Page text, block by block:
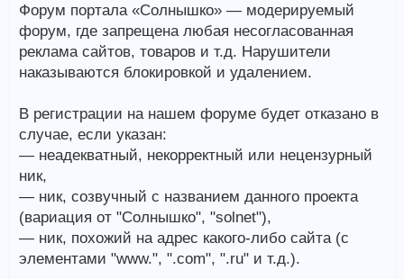
Форум портала «Солнышко» — модерируемый
форум, где запрещена любая несогласованная
реклама сайтов, товаров и т.д. Нарушители
наказываются блокировкой и удалением.
В регистрации на нашем форуме будет отказано в
случае, если указан:
— неадекватный, некорректный или нецензурный
ник,
— ник, созвучный с названием данного проекта
(вариация от "Солнышко", "solnet"),
— ник, похожий на адрес какого-либо сайта (с
элементами "www.", ".com", ".ru" и т.д.).